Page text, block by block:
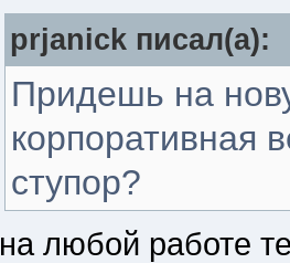
prjanick писал(a):
Придешь на
корпоративная
ступор?
на любой работе